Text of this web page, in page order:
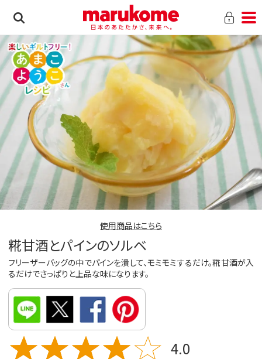
使用商品はこちら
糀甘酒とパインのソルベ
フリーザーバッグの中でパインを潰して、モミモミするだけ。糀甘酒が入
るだけでさっぱりと上品な味になります。
4.0